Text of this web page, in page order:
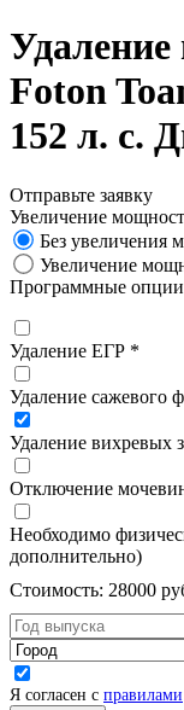
Удаление
Foton
152 л. с.
Отправьте заявку
Увеличение
Без увеличения
Увеличение
Программные опции
Удаление ЕГР *
Удаление сажевого
Удаление вихревых
Отключение
Необходимо
дополнительно)
Стоимость: 28000
Я согласен с правилами